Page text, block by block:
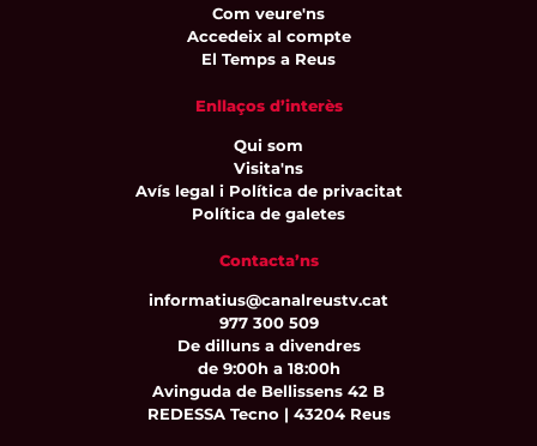
Com veure'ns
Accedeix al compte
El Temps a Reus
Enllaços d’interès
Qui som
Visita'ns
Avís legal i Política de privacitat
Política de galetes
Contacta’ns
informatius@canalreustv.cat
977 300 509
De dilluns a divendres
de 9:00h a 18:00h
Avinguda de Bellissens 42 B
REDESSA Tecno | 43204 Reus